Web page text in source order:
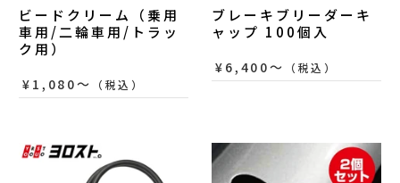
ビードクリーム（乗用
車用/二輪車用/トラッ
ク用）
¥1,080〜 （税込）
ブレーキブリーダーキ
ャップ 100個入
¥6,400〜 （税込）